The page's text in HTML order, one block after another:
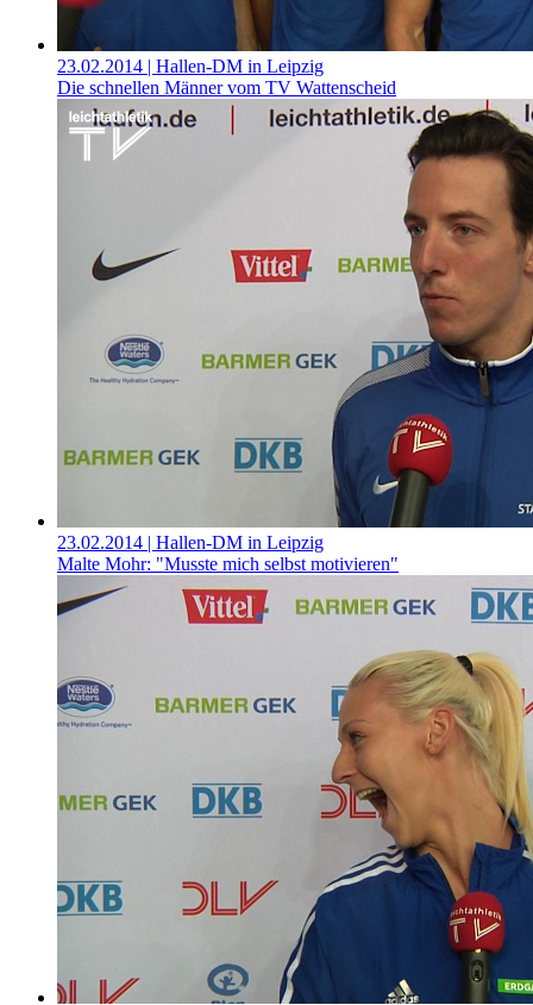
23.02.2014 | Hallen-DM in Leipzig
Die schnellen Männer vom TV Wattenscheid
23.02.2014 | Hallen-DM in Leipzig
Malte Mohr: "Musste mich selbst motivieren"